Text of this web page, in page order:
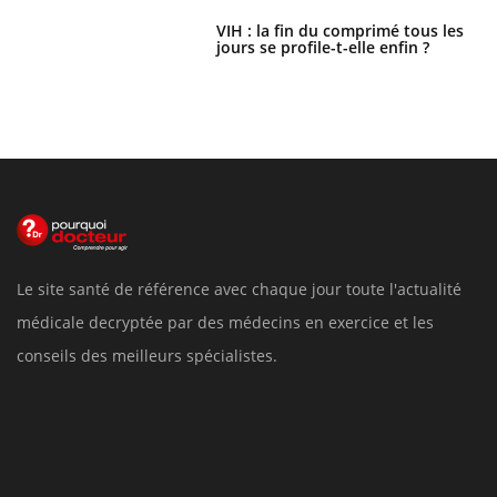
VIH : la fin du comprimé tous les
jours se profile-t-elle enfin ?
Le site santé de référence avec chaque jour toute l'actualité
médicale decryptée par des médecins en exercice et les
conseils des meilleurs spécialistes.